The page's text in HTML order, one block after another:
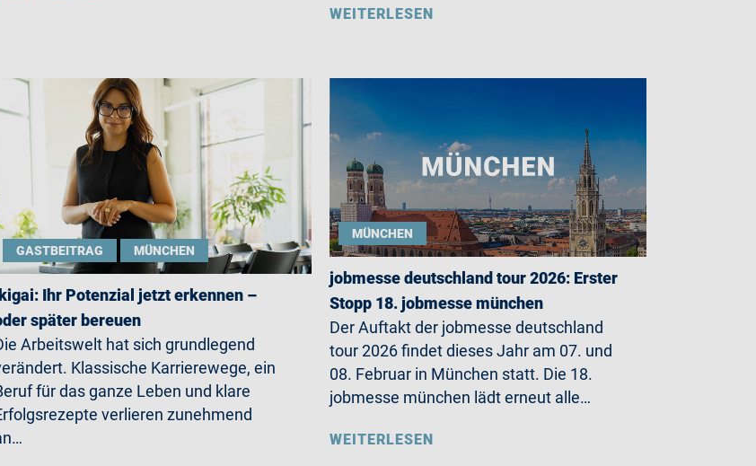
WEITERLESEN
GASTBEITRAG MÜNCHEN
Ihr Potenzial jetzt erkennen –
später bereuen
Arbeitswelt hat sich grundlegend
Klassische Karrierewege, ein
für das ganze Leben und klare
verlieren zunehmend
MÜNCHEN
jobmesse deutschland tour 2026: Erster
Stopp 18. jobmesse münchen
Der Auftakt der jobmesse deutschland
tour 2026 findet dieses Jahr am 07. und
08. Februar in München statt. Die 18.
jobmesse münchen lädt erneut alle…
WEITERLESEN